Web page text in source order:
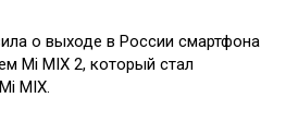
о выходе в России смартфона
Mi MIX 2, который стал
MIX.